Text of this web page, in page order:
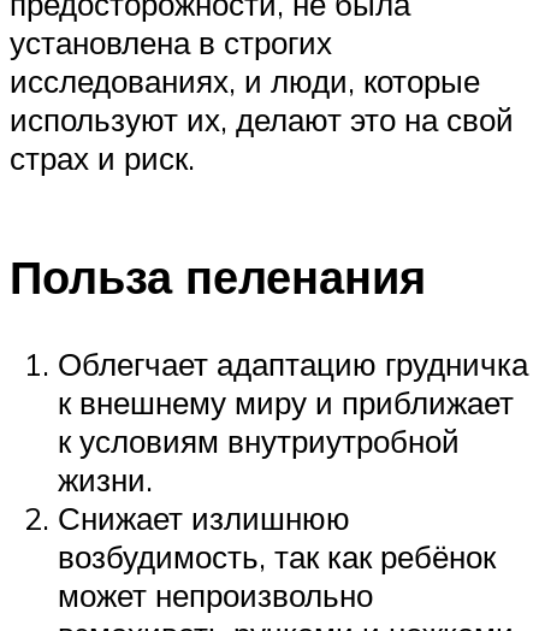
установлена в строгих
исследованиях, и люди, которые
используют их, делают это на свой
страх и риск.
Польза пеленания
Облегчает адаптацию грудничка
к внешнему миру и приближает
к условиям внутриутробной
жизни.
Снижает излишнюю
возбудимость, так как ребёнок
может непроизвольно